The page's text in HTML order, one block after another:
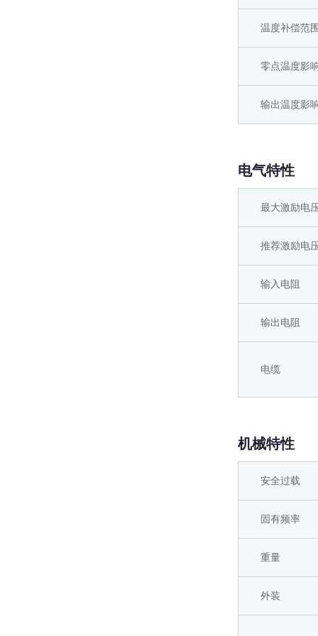
温度补偿范
零点温度影
输出温度影
电气特性
最大激励电
推荐激励电
输入电阻
输出电阻
电缆
机械特性
安全过载
固有频率
重量
外装